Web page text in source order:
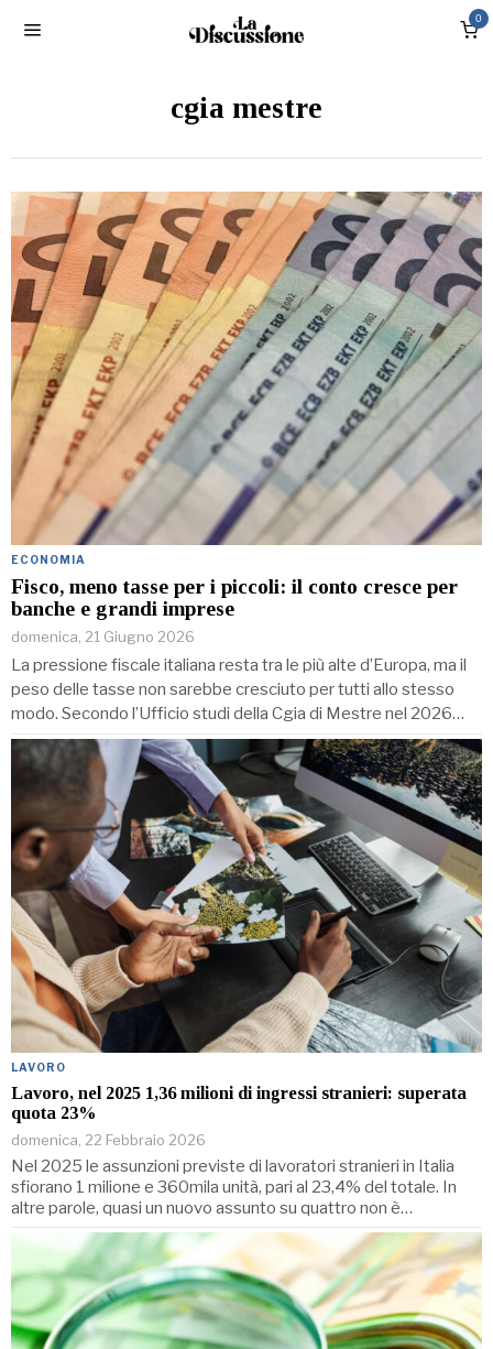
0
cgia mestre
ECONOMIA
Fisco, meno tasse per i piccoli: il conto cresce per
banche e grandi imprese
domenica, 21 Giugno 2026
La pressione fiscale italiana resta tra le più alte d’Europa, ma il
peso delle tasse non sarebbe cresciuto per tutti allo stesso
modo. Secondo l’Ufficio studi della Cgia di Mestre nel 2026…
LAVORO
Lavoro, nel 2025 1,36 milioni di ingressi stranieri: superata
quota 23%
domenica, 22 Febbraio 2026
Nel 2025 le assunzioni previste di lavoratori stranieri in Italia
sfiorano 1 milione e 360mila unità, pari al 23,4% del totale. In
altre parole, quasi un nuovo assunto su quattro non è…